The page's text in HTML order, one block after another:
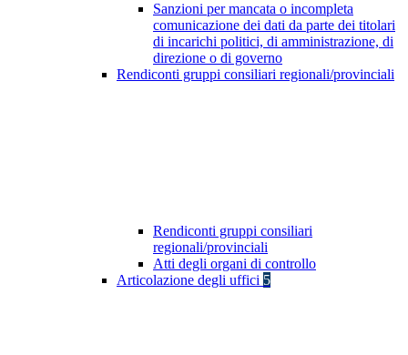
Sanzioni per mancata o incompleta
comunicazione dei dati da parte dei titolari
di incarichi politici, di amministrazione, di
direzione o di governo
Rendiconti gruppi consiliari regionali/provinciali
Rendiconti gruppi consiliari
regionali/provinciali
Atti degli organi di controllo
Articolazione degli uffici 5